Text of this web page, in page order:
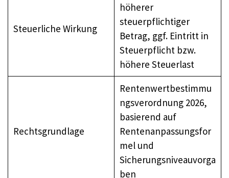
Steuerliche Wirkung
höherer
steuerpflichtiger
Betrag, ggf. Eintritt in
Steuerpflicht bzw.
höhere Steuerlast
Rechtsgrundlage
Rentenwertbestimmu
ngsverordnung 2026,
basierend auf
Rentenanpassungsfor
mel und
Sicherungsniveauvorga
ben